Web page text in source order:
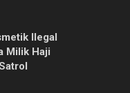
Ilegal
Milik Haji